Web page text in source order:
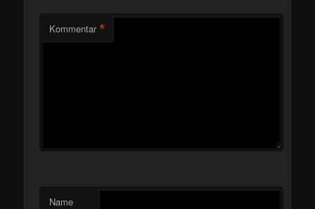
Kommentar *
Name